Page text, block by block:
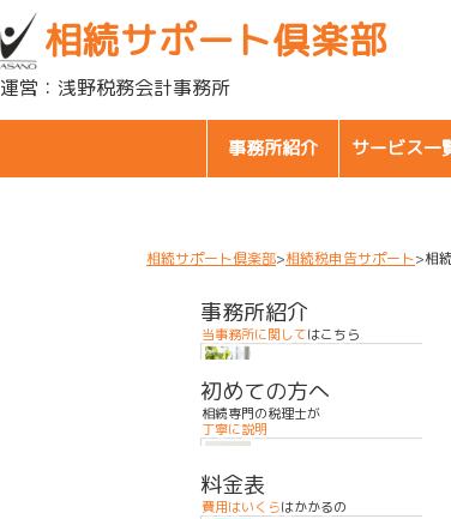
目黒区・世田谷区・品川区で相続に関するお悩みなら
相続サポート倶楽部
運営：浅野税務会計事務所
事務所紹介 サービス一
相続サポート倶楽部 相続税申告サポート 相
事務所紹介
当事務所に関してはこちら
初めての方へ
相続専門の税理士が
丁寧に説明
料金表
費用はいくらはかかるの